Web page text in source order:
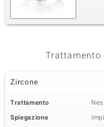
Trattamento
Zircone
Trattamento
Spiegazione